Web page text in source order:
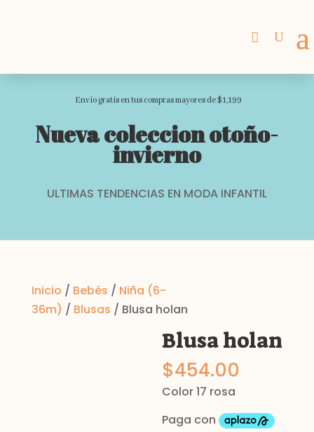
Envio gratis en tus compras mayores de $1,199
Nueva coleccion otoño-
invierno
ULTIMAS TENDENCIAS EN MODA INFANTIL
Inicio / Bebés / Niña (6-
36m) / Blusas / Blusa holan
Blusa holan
$454.00
Color 17 rosa